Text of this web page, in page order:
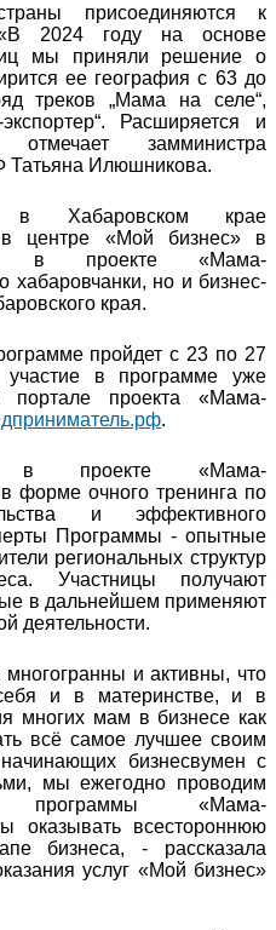
присоединяются к
2024 году на основе
мы приняли решение о
ее география с 63 до
треков „Мама на селе“,
Расширяется и
замминистра
Татьяна Илюшникова.
в Хабаровском крае
центре «Мой бизнес» в
в проекте «Мама-
хабаровчанки, но и бизнес-
края.
пройдет с 23 по 27
участие в программе уже
портале проекта «Мама-
.
в проекте «Мама-
форме очного тренинга по
и эффективного
Программы - опытные
региональных структур
Участницы получают
в дальнейшем применяют
деятельности.
и активны, что
и в материнстве, и в
многих мам в бизнесе как
всё самое лучшее своим
бизнесвумен с
мы ежегодно проводим
программы «Мама-
оказывать всестороннюю
бизнеса, - рассказала
услуг «Мой бизнес»